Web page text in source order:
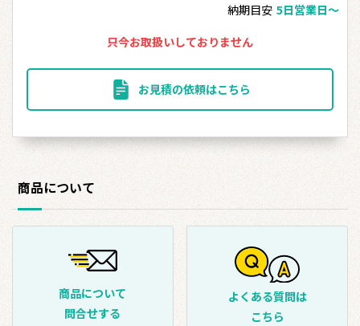
納期目安 5日営業日〜
只今お取扱いしておりません
お見積の依頼はこちら
商品について
商品について
問合せする
よくある質問は
こちら